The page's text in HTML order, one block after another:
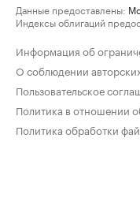
Данные предоставлены:
Индексы облигаций
Информация об
О соблюдении
Пользовательское
Политика в отношении
Политика обработки